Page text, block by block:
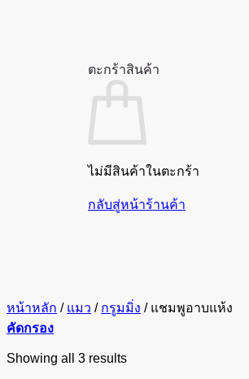
ตะกร้าสินค้า
ไม่มีสินค้าในตะกร้า
กลับสู่หน้าร้านค้า
หน้าหลัก / แมว / กรูมมิ่ง /แชมพูอาบแห้ง
คัดกรอง
Showing all 3 results